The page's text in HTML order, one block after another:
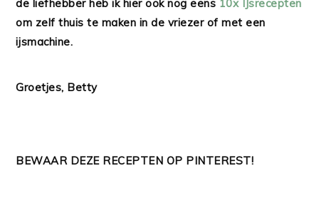
de liefhebber heb ik hier ook nog eens 10x IJsrecepten
om zelf thuis te maken in de vriezer of met een
ijsmachine.
Groetjes, Betty
BEWAAR DEZE RECEPTEN OP PINTEREST!